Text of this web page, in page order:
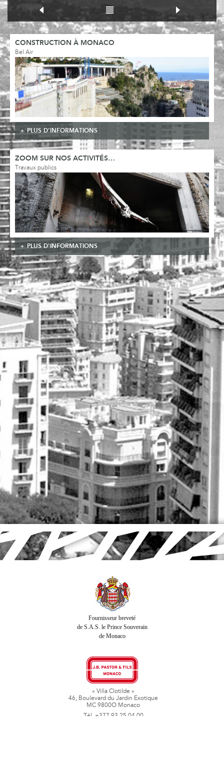
CONSTRUCTION À MONACO
Bel Air
PLUS D'INFORMATIONS
ZOOM SUR NOS ACTIVITÉS…
Travaux publics
PLUS D'INFORMATIONS
Fournisseur breveté
de S.A.S. le Prince Souverain
de Monaco
« Villa Clotilde »
46, Boulevard du Jardin Exotique
MC 9800O Monaco
Tél. +377 93 25 04 00